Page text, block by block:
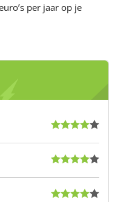
per jaar op je